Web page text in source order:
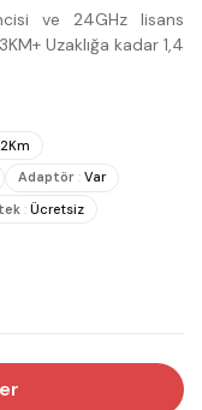
ve 24GHz lisans
Uzaklığa kadar 1,4
Adaptör : Var
: Ücretsiz